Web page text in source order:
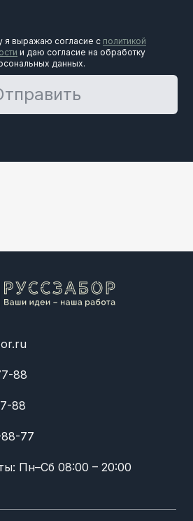
я выражаю согласие с политикой
и даю согласие на обработку
данных.
88
88
77
Пн–Сб 08:00 – 20:00